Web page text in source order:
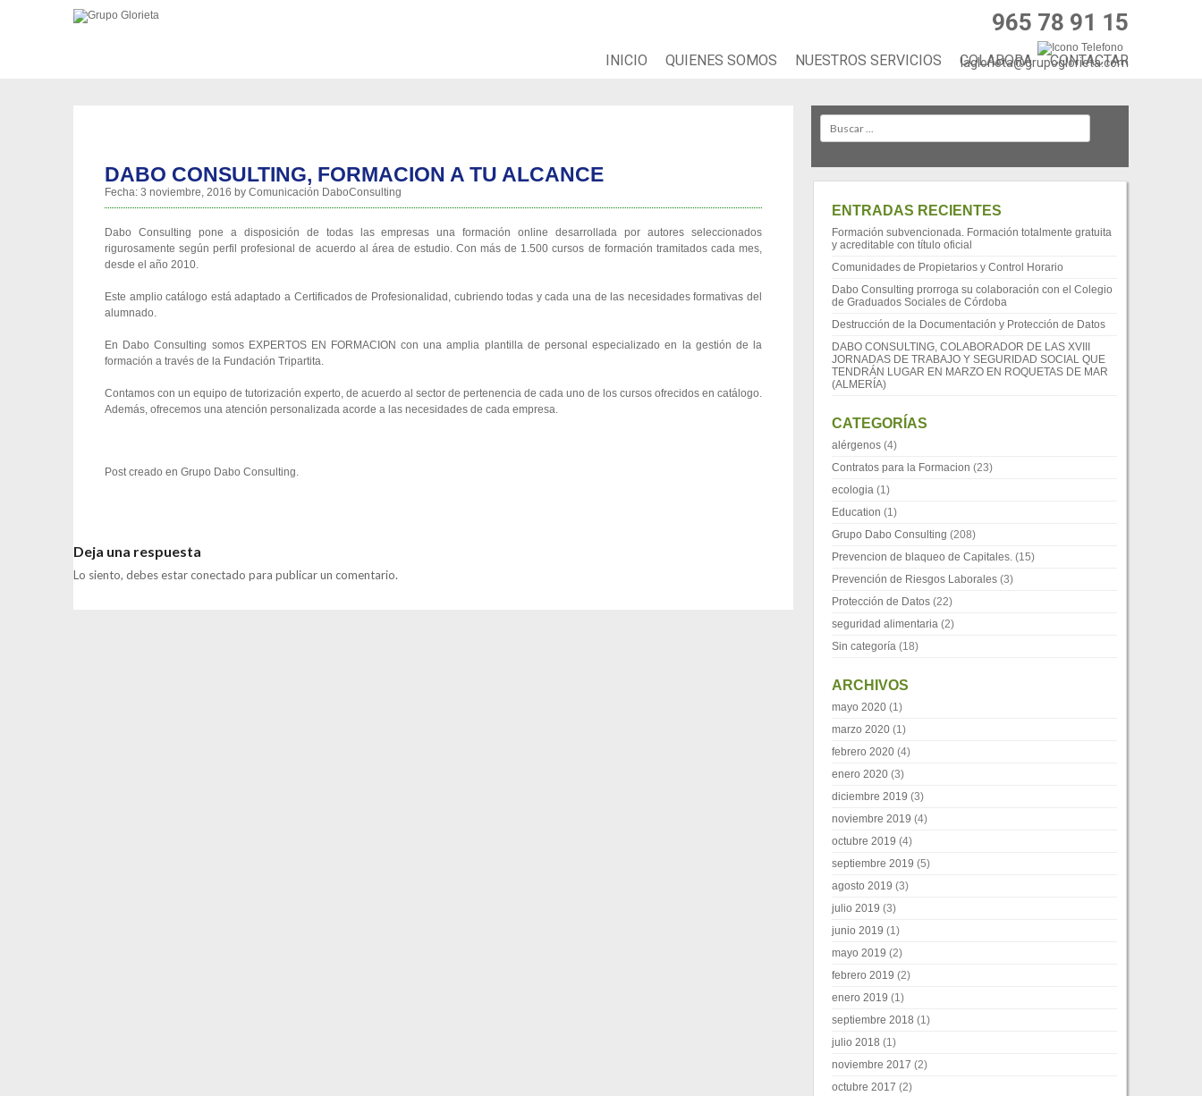
965 78 91 15
laglorieta@grupoglorieta.com
CONTACTAR
COLABORA
NUESTROS SERVICIOS
QUIENES SOMOS
INICIO
DABO CONSULTING, FORMACION A TU ALCANCE
Fecha: 3 noviembre, 2016 by Comunicación DaboConsulting
Dabo Consulting pone a disposición de todas las empresas una formación online desarrollada por autores seleccionados
rigurosamente según perfil profesional de acuerdo al área de estudio. Con más de 1.500 cursos de formación tramitados cada mes,
desde el año 2010.
Este amplio catálogo está adaptado a Certificados de Profesionalidad, cubriendo todas y cada una de las necesidades formativas del
alumnado.
En Dabo Consulting somos EXPERTOS EN FORMACION con una amplia plantilla de personal especializado en la gestión de la
formación a través de la Fundación Tripartita.
Contamos con un equipo de tutorización experto, de acuerdo al sector de pertenencia de cada uno de los cursos ofrecidos en catálogo.
Además, ofrecemos una atención personalizada acorde a las necesidades de cada empresa.
Post creado en Grupo Dabo Consulting.
Deja una respuesta
Lo siento, debes estar conectado para publicar un comentario.
ENTRADAS RECIENTES
Formación subvencionada. Formación totalmente gratuita
y acreditable con título oficial
Comunidades de Propietarios y Control Horario
Dabo Consulting prorroga su colaboración con el Colegio
de Graduados Sociales de Córdoba
Destrucción de la Documentación y Protección de Datos
DABO CONSULTING, COLABORADOR DE LAS XVIII
JORNADAS DE TRABAJO Y SEGURIDAD SOCIAL QUE
TENDRÁN LUGAR EN MARZO EN ROQUETAS DE MAR
(ALMERÍA)
CATEGORÍAS
alérgenos (4)
Contratos para la Formacion (23)
ecologia (1)
Education (1)
Grupo Dabo Consulting (208)
Prevencion de blaqueo de Capitales. (15)
Prevención de Riesgos Laborales (3)
Protección de Datos (22)
seguridad alimentaria (2)
Sin categoría (18)
ARCHIVOS
mayo 2020 (1)
marzo 2020 (1)
febrero 2020 (4)
enero 2020 (3)
diciembre 2019 (3)
noviembre 2019 (4)
octubre 2019 (4)
septiembre 2019 (5)
agosto 2019 (3)
julio 2019 (3)
junio 2019 (1)
mayo 2019 (2)
febrero 2019 (2)
enero 2019 (1)
septiembre 2018 (1)
julio 2018 (1)
noviembre 2017 (2)
octubre 2017 (2)